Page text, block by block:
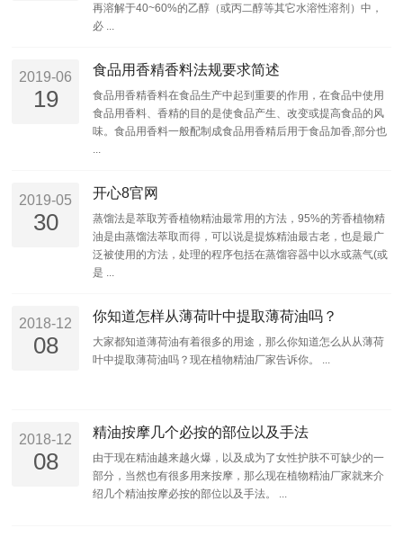
再溶解于40~60%的乙醇（或丙二醇等其它水溶性溶剂）中，
必 ...
2019-06
19
食品用香精香料法规要求简述
食品用香精香料在食品生产中起到重要的作用，在食品中使用
食品用香料、香精的目的是使食品产生、改变或提高食品的风
味。食品用香料一般配制成食品用香精后用于食品加香,部分也
2019-05
30
开心8官网
蒸馏法是萃取芳香植物精油最常用的方法，95%的芳香植物精
油是由蒸馏法萃取而得，可以说是提炼精油最古老，也是最广
泛被使用的方法，处理的程序包括在蒸馏容器中以水或蒸气(或
是 ...
2018-12
08
你知道怎样从薄荷叶中提取薄荷油吗？
大家都知道薄荷油有着很多的用途，那么你知道怎么从从薄荷
叶中提取薄荷油吗？现在植物精油厂家告诉你。 ...
2018-12
08
精油按摩几个必按的部位以及手法
由于现在精油越来越火爆，以及成为了女性护肤不可缺少的一
部分，当然也有很多用来按摩，那么现在植物精油厂家就来介
绍几个精油按摩必按的部位以及手法。 ...